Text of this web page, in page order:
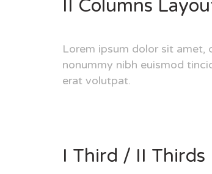
II Columns
Lorem ipsum dolor sit amet,
nonummy nibh euismod
erat volutpat.
I Third / II Thirds